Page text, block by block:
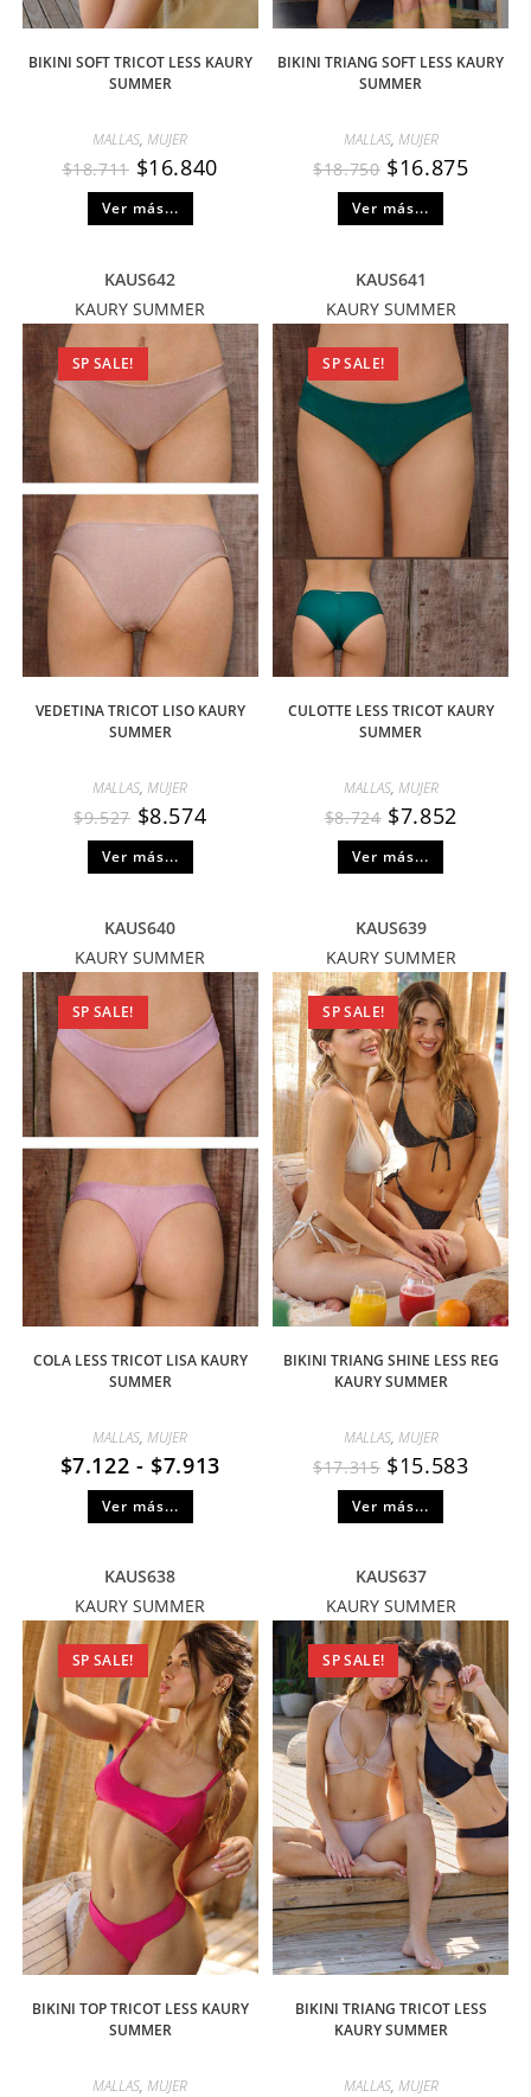
BIKINI SOFT TRICOT LESS KAURY
SUMMER
MALLAS,MUJER
$18.711 $16.840
Ver más...
BIKINI TRIANG SOFT LESS KAURY
SUMMER
MALLAS, MUJER
$18.750 $16.875
Ver más...
KAUS642
KAURY SUMMER
SP SALE!
VEDETINA TRICOT LISO KAURY
SUMMER
MALLAS,MUJER
$9.527 $8.574
Ver más...
KAUS641
KAURY SUMMER
SP SALE!
CULOTTE LESS TRICOT KAURY
SUMMER
MALLAS, MUJER
$8.724 $7.852
Ver más...
KAUS640
KAURY SUMMER
SP SALE!
COLA LESS TRICOT LISA KAURY
SUMMER
MALLAS,MUJER
$7.122 - $7.913
Ver más...
KAUS639
KAURY SUMMER
SP SALE!
BIKINI TRIANG SHINE LESS REG
KAURY SUMMER
MALLAS, MUJER
$17.315 $15.583
Ver más...
KAUS638
KAURY SUMMER
SP SALE!
BIKINI TOP TRICOT LESS KAURY
SUMMER
MALLAS,MUJER
KAUS637
KAURY SUMMER
SP SALE!
BIKINI TRIANG TRICOT LESS
KAURY SUMMER
MALLAS, MUJER